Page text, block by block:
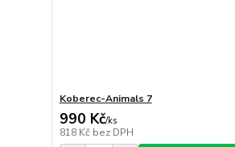
Koberec-Animals 7
990 Kč/ks
818 Kč bez DPH